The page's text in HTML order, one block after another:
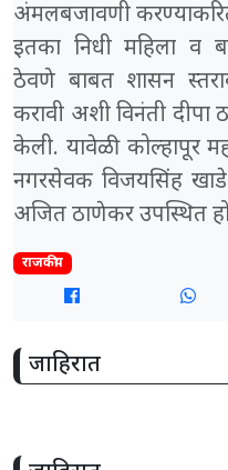
अंमलबजावणी
इतका निधी महिला व
ठेवणे बाबत शासन
करावी अशी विनंती दीपा
केली. यावेळी कोल्हापूर
नगरसेवक विजयसिंह
अजित ठाणेकर उपस्थित
राजकीय
जाहिरात